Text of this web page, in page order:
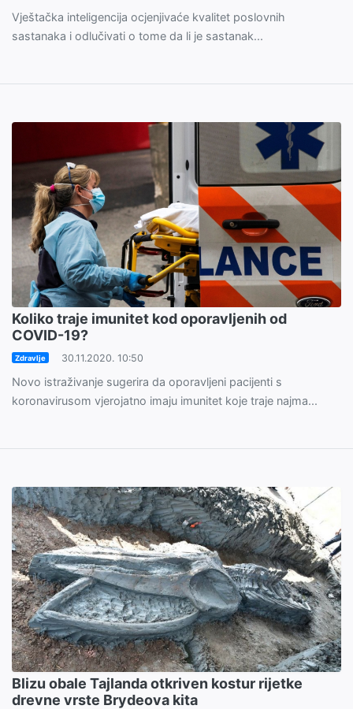
Vještačka inteligencija ocjenjivaće kvalitet poslovnih
sastanaka i odlučivati o tome da li je sastanak...
Koliko traje imunitet kod oporavljenih od
COVID-19?
Zdravlje 30.11.2020. 10:50
Novo istraživanje sugerira da oporavljeni pacijenti s
koronavirusom vjerojatno imaju imunitet koje traje najma...
Blizu obale Tajlanda otkriven kostur rijetke
drevne vrste Brydeova kita